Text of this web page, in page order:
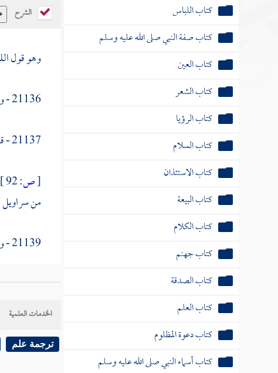
كتاب اللباس
كتاب صفة النبي صلى الله عليه وسلم
كتاب العين
كتاب الشعر
كتاب الرؤيا
كتاب السلام
كتاب الاستئذان
كتاب البيعة
كتاب الكلام
كتاب جهنم
كتاب الصدقة
كتاب العلم
كتاب دعوة المظلوم
كتاب أسماء النبي صلى الله عليه وسلم
الشرح
وهو قول
21136 - وقال
21137 - قال
[ص:
من
21139 - وروي عن
الخدمات العلمية
ترجمة علم